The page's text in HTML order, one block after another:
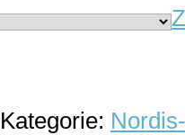
Kategorie: